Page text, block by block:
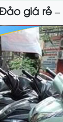
giá rẻ